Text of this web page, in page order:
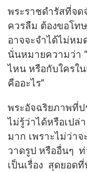
พระราชดำรัสที่จ
ควรลืม ต้องขอโท
อาจจะจำได้ไม่ห
นั่นหมายความว่า
ไหน หรือกับใครใน
คืออะไร”
พระอัจฉริยภาพที่
ไม่รู้ว่าได้หรือเป
มาก เพราะไม่ว่า
วาดรูป หรืออื่นๆ
เป็นเรื่อง สุดยอด